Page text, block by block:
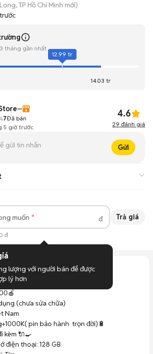
TP Hồ Chí Minh mới)
tháng gần nhất
14.03 tr
12.99 tr
5 giờ trước
7Đã bán 4.6
29 đánh giá
Gửi
mô tả, bảo hành ít nhất 3 tháng, hỗ trợ đổi
muốn đ Trả giá
đ
Max 128GB Tím Quốc tế
(chưa sửa chữa)
Nam
pin bảo hành  trọn đời)🔋
kèm 🔌🍳
điện thoại: 128 GB
lượng với người bán để được
lý hơn